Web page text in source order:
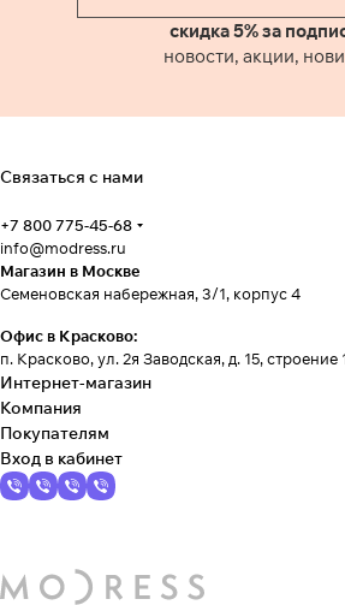
скидка 5% за
новости, акции,
Связаться с нами
+7 800 775-45-68
info@modress.ru
Магазин в Москве
Семеновская набережная, 3/1, корпус 4
Офис в Красково:
п. Красково, ул. 2я Заводская, д. 15, строение
Интернет-магазин
Компания
Покупателям
Вход в кабинет